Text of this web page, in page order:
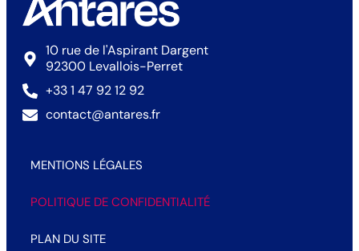
10 rue de l'Aspirant Dargent
92300 Levallois-Perret
+33 1 47 92 12 92
contact@antares.fr
MENTIONS LÉGALES
POLITIQUE DE CONFIDENTIALITÉ
PLAN DU SITE